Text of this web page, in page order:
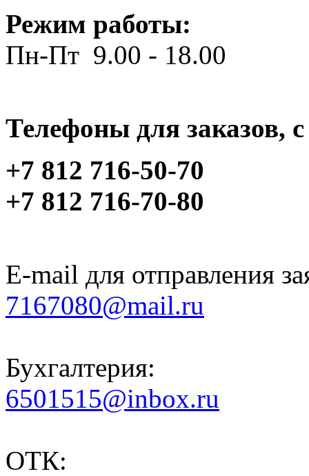
Режим работы:
Пн-Пт 9.00 - 18.00
Телефоны для заказов,
+7 812 716-50-70
+7 812 716-70-80
E-mail для отправления
7167080@mail.ru
Бухгалтерия:
6501515@inbox.ru
ОТК: